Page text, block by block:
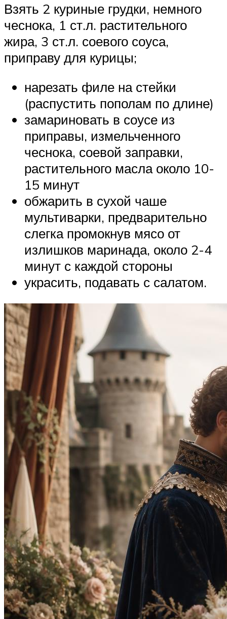
Взять 2 куриные грудки, немного
чеснока, 1 ст.л. растительного
жира, 3 ст.л. соевого соуса,
приправу для курицы;
нарезать филе на стейки
(распустить пополам по длине)
замариновать в соусе из
приправы, измельченного
чеснока, соевой заправки,
растительного масла около 10-
15 минут
обжарить в сухой чаше
мультиварки, предварительно
слегка промокнув мясо от
излишков маринада, около 2-4
минут с каждой стороны
украсить, подавать с салатом.